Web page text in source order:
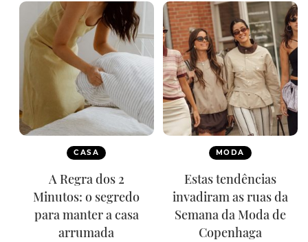
CASA
A Regra dos 2
Minutos: o segredo
para manter a casa
arrumada
MODA
Estas tendências
invadiram as ruas da
Semana da Moda de
Copenhaga